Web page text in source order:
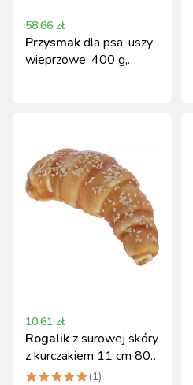
58.66 zł
Przysmakdla psa, uszy
wieprzowe, 400 g,
10.61 zł
Rogalikz surowej skóry
z kurczakiem 11 cm 80
g Kerbl
(1)